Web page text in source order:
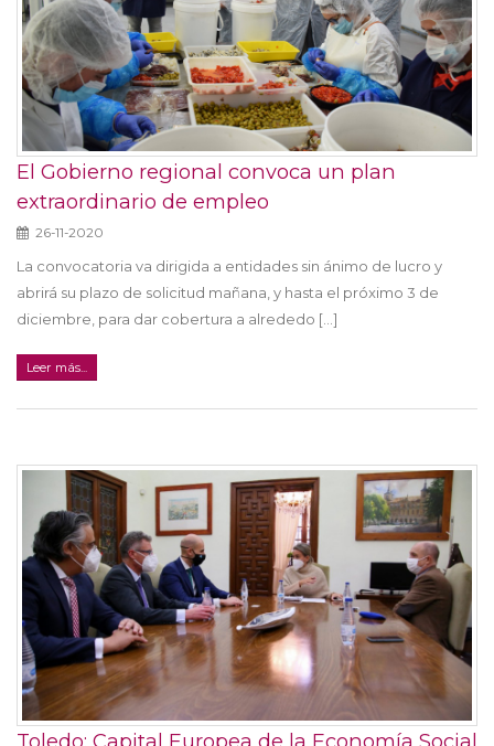
El Gobierno regional convoca un plan
extraordinario de empleo
26-11-2020
La convocatoria va dirigida a entidades sin ánimo de lucro y
abrirá su plazo de solicitud mañana, y hasta el próximo 3 de
diciembre, para dar cobertura a alrededo [...]
Leer más...